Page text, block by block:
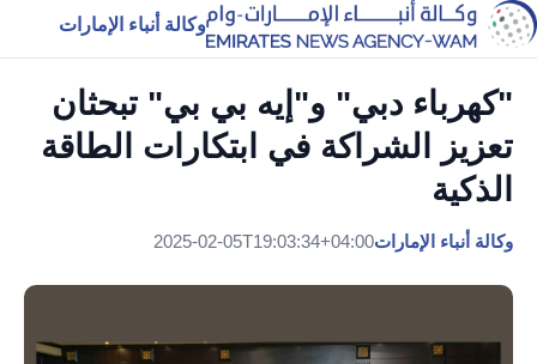
وكالة أنباء الإمارات
"كهرباء دبي" و"إيه بي بي" تبحثان
تعزيز الشراكة في ابتكارات الطاقة
الذكية
وكالة أنباء الإمارات2025-02-05T19:03:34+04:00